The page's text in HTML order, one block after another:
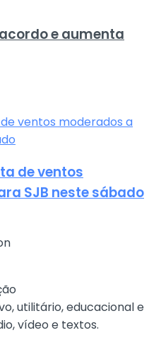
e aumenta
de ventos
SJB neste sábado
utilitário, educacional e
vídeo e textos.